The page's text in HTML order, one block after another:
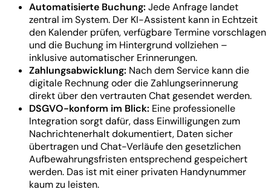
Automatisierte Buchung: Jede Anfrage landet
zentral im System. Der KI-Assistent kann in Echtzeit
den Kalender prüfen, verfügbare Termine vorschlagen
und die Buchung im Hintergrund vollziehen –
inklusive automatischer Erinnerungen.
Zahlungsabwicklung: Nach dem Service kann die
digitale Rechnung oder die Zahlungserinnerung
direkt über den vertrauten Chat gesendet werden.
DSGVO-konform im Blick: Eine professionelle
Integration sorgt dafür, dass Einwilligungen zum
Nachrichtenerhalt dokumentiert, Daten sicher
übertragen und Chat-Verläufe den gesetzlichen
Aufbewahrungsfristen entsprechend gespeichert
werden. Das ist mit einer privaten Handynummer
kaum zu leisten.